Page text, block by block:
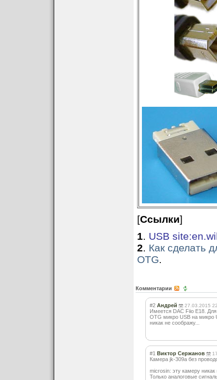
[Ссылки]
1. USB
2. Как сделать
OTG.
Комментарии
#2 Андрей 27.03.2015
Имеется DAC Fiio E18.
OTG микро USB на микро
никак не соображу...
#1 Виктор Сержанов
Камера jk-309a без
microsin: эту камеру
Только аналоговые